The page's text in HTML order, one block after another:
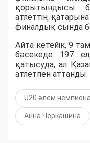
қорытындысы
атлеттің
финалдық сында
Айта кетейік, 9
бәсекеде 197
қатысуда, ал
атлетпен аттанды.
U20 әлем
Анна Черкашина